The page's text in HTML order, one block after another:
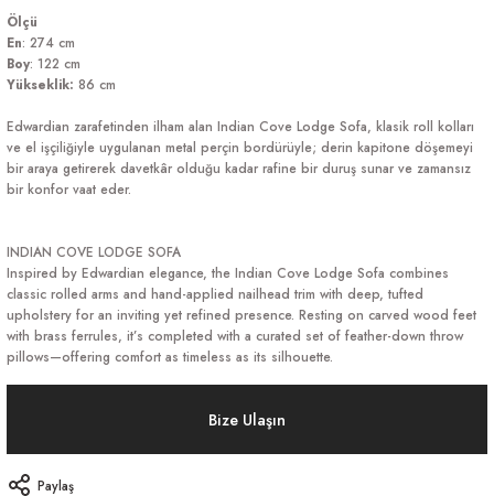
Ölçü
En: 274 cm
Boy: 122 cm
Yükseklik: 86 cm
Edwardian zarafetinden ilham alan Indian Cove Lodge Sofa, klasik roll kolları
ve el işçiliğiyle uygulanan metal perçin bordürüyle; derin kapitone döşemeyi
bir araya getirerek davetkâr olduğu kadar rafine bir duruş sunar ve zamansız
bir konfor vaat eder.
INDIAN COVE LODGE SOFA
Inspired by Edwardian elegance, the Indian Cove Lodge Sofa combines
classic rolled arms and hand-applied nailhead trim with deep, tufted
upholstery for an inviting yet refined presence. Resting on carved wood feet
with brass ferrules, it’s completed with a curated set of feather-down throw
pillows—offering comfort as timeless as its silhouette.
Bize Ulaşın
Paylaş